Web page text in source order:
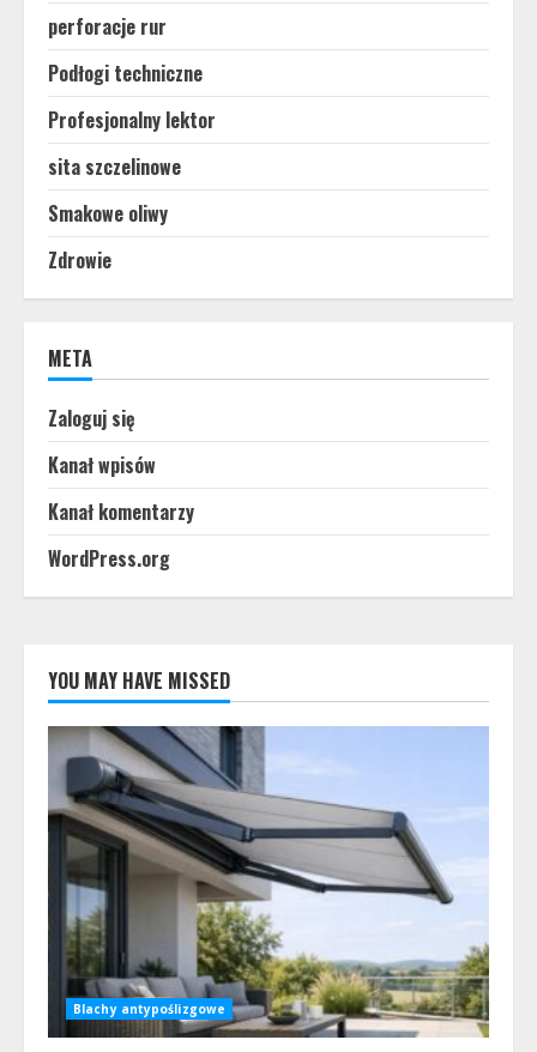
perforacje rur
Podłogi techniczne
Profesjonalny lektor
sita szczelinowe
Smakowe oliwy
Zdrowie
META
Zaloguj się
Kanał wpisów
Kanał komentarzy
WordPress.org
YOU MAY HAVE MISSED
Blachy antypoślizgowe